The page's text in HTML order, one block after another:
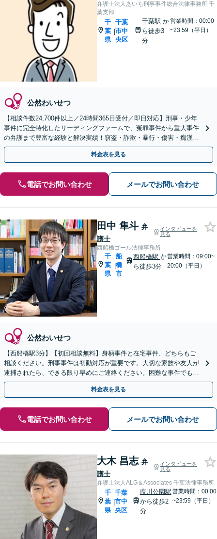
弁護士法人あいち刑事事件総合法律事務所 千
葉支部
千
葉
県
|
千葉
市中
央区
千葉駅 か
ら徒歩3
分
営業時間：00:00
~23:59（平日）
公然わいせつ
【相談件数24,700件以上／24時間365日受付／即日対応】刑事・少年
事件に完全特化したリーディングファームで、冤罪事件から重大事件
の弁護まで豊富な経験と解決実績！窃盗・詐欺・暴行・傷害・痴漢・
盗撮・薬物犯罪など幅広い分野に対応可能です！
料金表を見る
電話でお問い合わせ メールでお問い合わせ
田中 隼斗 弁
護士
インタビューを
見る
西船橋ゴール法律事務所
千
葉
県
|
船
橋
市
西船橋駅 か
ら徒歩3分
営業時間：09:00~
20:00（平日）
公然わいせつ
【西船橋駅3分】【初回相談無料】身柄事件と在宅事件、どちらもご
相談ください。刑事事件は初動対応が重要です。大切な家族や友人が
逮捕されたら、できる限り早めにご連絡ください。困難な事件でも粘
り強く対応し、より良い結果を目指します。
料金表を見る
電話でお問い合わせ メールでお問い合わせ
大木 昌志 弁
護士
インタビューを
見る
弁護士法人ALG＆Associates 千葉法律事務所
千
葉
県
|
千葉
市中
央区
葭川公園駅
から徒歩2
分
営業時間：00:00
~23:59（平日）